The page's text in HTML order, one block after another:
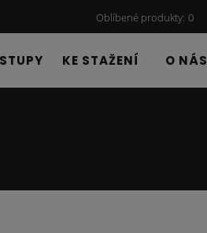
Oblíbené produkty 0
KE STAŽENÍ O NÁS